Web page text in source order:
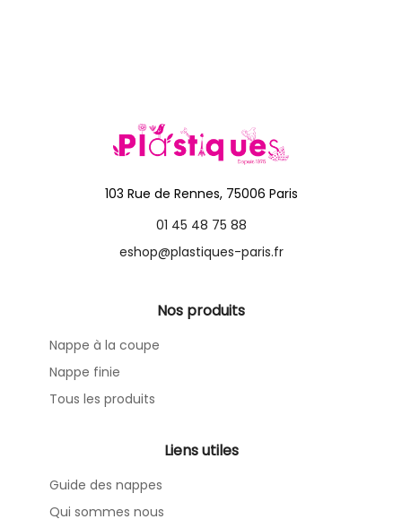
103 Rue de Rennes, 75006 Paris
01 45 48 75 88
eshop@plastiques-paris.fr
Nos produits
Nappe à la coupe
Nappe finie
Tous les produits
Liens utiles
Guide des nappes
Qui sommes nous